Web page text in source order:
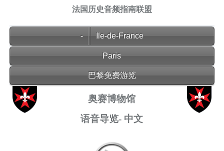
法国历史音频指南联盟
- Ile-de-France
Paris
巴黎免费游览
奥赛博物馆
语音导览- 中文